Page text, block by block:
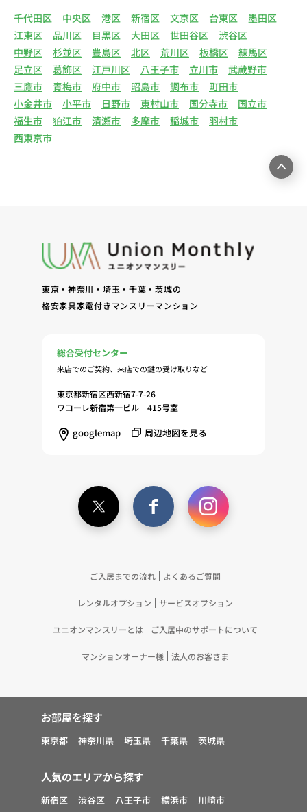
リー物件の紹介、利用契約に関する連絡、利用契約
の締結、履行。（2）弊社の他のマンスリー物件お
よびサービスの紹介ならびにお客様・オーナー様に
とって有用と思われる弊社提携先の商品・サービス
等を紹介するためのダイレクトメール、住環境向上
のためのアンケート等の発送（3）賃貸事業におけ
る情報・サービスを提供するための郵便物、電話、
電子メールまたは訪問等による営業活動（4）不動
産物件の紹介・賃貸借契約・サブリース契約等の締
客様およびオーナー様の管理（8）サービスの保
守、管理（9）サービスの改善のためおよびサービ
への同意に基づき、当ウェブサイトの利用履歴に関
する情報等の個人情報について、調査・分析会社、
事業者（以下「提携事業者等」といいます。）が既
に保有する個人情報と当社から取得する個人情報を
突合して、お客様の当ウェブサイトの利用履歴等の
調査・分析、広告の効果測定およびその結果を利用
を配信する等のマーケティング活動を行うため
ている個人情報を突合して「4.利用目的について」
記載の目的で利用するため（12）本ポリシーへの同
意に基づき、提携事業者等が取得した個人関連情報
るため（13）上記(1)～(12)に付随するアフターサ
よびご連絡等の実施
5.お客様・オーナー様の個人情報の第三者への提
供 （1）弊社は、次に掲げる場合を除き、弊社が
取り扱う個人情報を、あらかじめお客様およびオー
客様の同意を得ることが困難であるとき ③公衆衛
生の向上または児童の健全な育成の推進のために特
とが困難であるとき ④国の機関若しくは地方公共
団体またはその委託を受けた者が法令の定める事務
を遂行することに対して協力する必要がある場合で
千代田区 中央区 港区 新宿区 文京区 台東区
墨田区
江東区
品川区 目黒区 大田区 世田谷区
渋谷区
中野区
杉並区 豊島区 北区 荒川区 板橋区
練馬区
足立区
葛飾区 江戸川区 八王子市 立川市
武蔵野市
三鷹市
青梅市 府中市 昭島市 調布市
町田市
小金井市
小平市 日野市 東村山市 国分寺市
国立市
福生市
狛江市 清瀬市 多摩市 稲城市
羽村市
西東京市
東京・神奈川・埼玉・千葉・茨城の
格安家具家電付きマンスリーマンション
総合受付センター
来店でのご契約、来店での鍵の受け取りなど
東京都新宿区西新宿7-7-26
ワコーレ新宿第一ビル 415号室
googlemap 周辺地図を見る
ご入居までの流れ よくあるご質問
レンタルオプション サービスオプション
ユニオンマンスリーとは ご入居中のサポートについて
マンションオーナー様 法人のお客さま
お部屋を探す
東京都 神奈川県 埼玉県 千葉県 茨城県
人気のエリアから探す
新宿区 渋谷区 八王子市 横浜市 川崎市